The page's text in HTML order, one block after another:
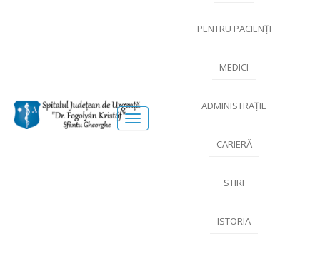
Meniu
PENTRU PACIENȚI
MEDICI
ADMINISTRAȚIE
CARIERĂ
STIRI
ISTORIA